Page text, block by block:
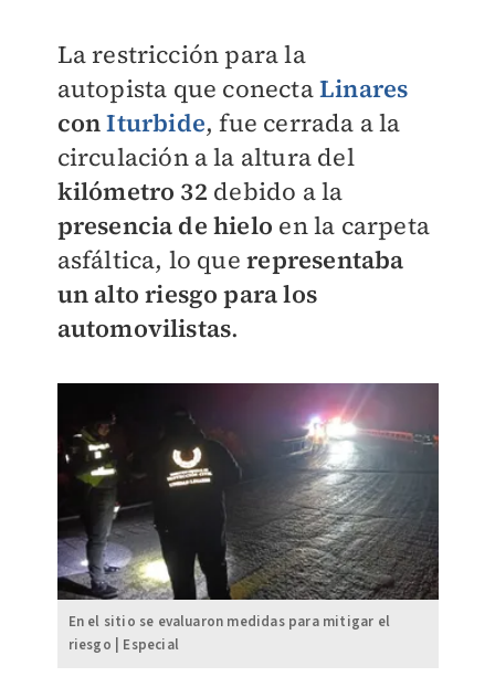
La restricción para la
autopista que conectaLinares
conIturbide, fue cerrada a la
circulación a la altura del
kilómetro 32 debido a la
presencia de hielo en la carpeta
asfáltica, lo que representaba
un alto riesgo para los
automovilistas.
En el sitio se evaluaron medidas para mitigar el
riesgo | Especial